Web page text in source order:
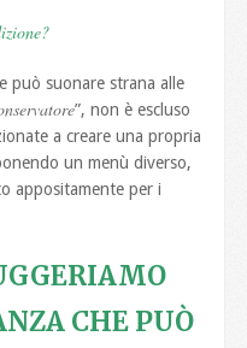
può suonare strana alle
”, non è escluso
a creare una propria
un menù diverso,
appositamente per i
CHE PUÒ